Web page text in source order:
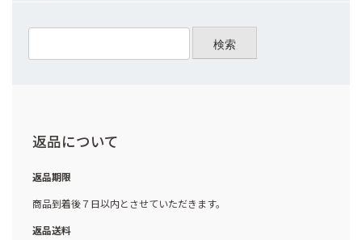
検索
返品について
返品期限
商品到着後７日以内とさせていただきます。
返品送料